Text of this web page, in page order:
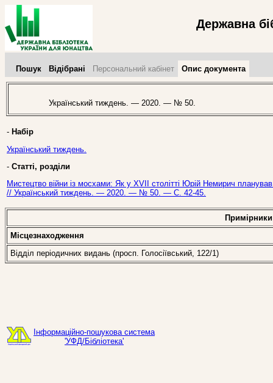
Державна
Пошук Відібрані Персональний кабінет Опис документа
Український тиждень. — 2020. — № 50.
- Набір
Український тиждень.
- Статті, розділи
Мистецтво війни із мосхами: Як у ХVІІ столітті Юрій Немирич
// Український тиждень. — 2020. — № 50. — С. 42-45.
Примірники
Місцезнаходження
Відділ періодичних видань (просп. Голосіївський, 122/1)
Інформаційно-пошукова система
'УФД/Бібліотека'